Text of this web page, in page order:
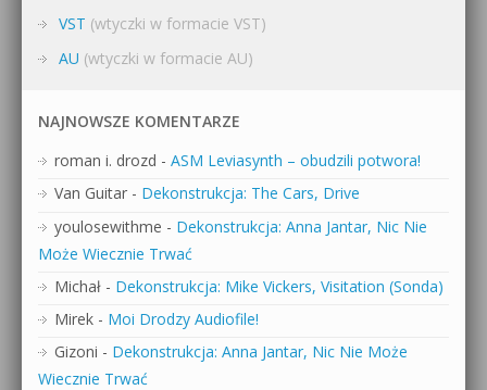
VST (wtyczki w formacie VST)
AU (wtyczki w formacie AU)
NAJNOWSZE KOMENTARZE
roman i. drozd - ASM Leviasynth – obudzili potwora!
Van Guitar - Dekonstrukcja: The Cars, Drive
youlosewithme - Dekonstrukcja: Anna Jantar, Nic Nie
Może Wiecznie Trwać
Michał - Dekonstrukcja: Mike Vickers, Visitation (Sonda)
Mirek - Moi Drodzy Audiofile!
Gizoni - Dekonstrukcja: Anna Jantar, Nic Nie Może
Wiecznie Trwać